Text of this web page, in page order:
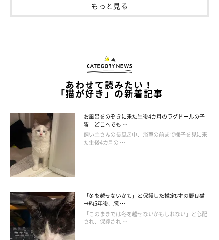
また、最近は飼い主さんがお風呂に入りに行くと、さみしいのか
扉の前に座って鳴くこともたびたびあるのだそう。そんなねぎく
んの様子に、「人がとても大好きで、ひとりになるのはイヤな甘
もっと見る
あわせて読みたい！
「猫が好き」の新着記事
お風呂をのぞきに来た生後4カ月のラグドールの子
猫 どこへでも …
飼い主さんの長風呂中、浴室の前まで様子を見に来
た生後4カ月の …
「冬を越せないかも」と保護した推定8才の野良猫
→約5年後、腕 …
「このままでは冬を越せないかもしれない」と心配
され、保護され …